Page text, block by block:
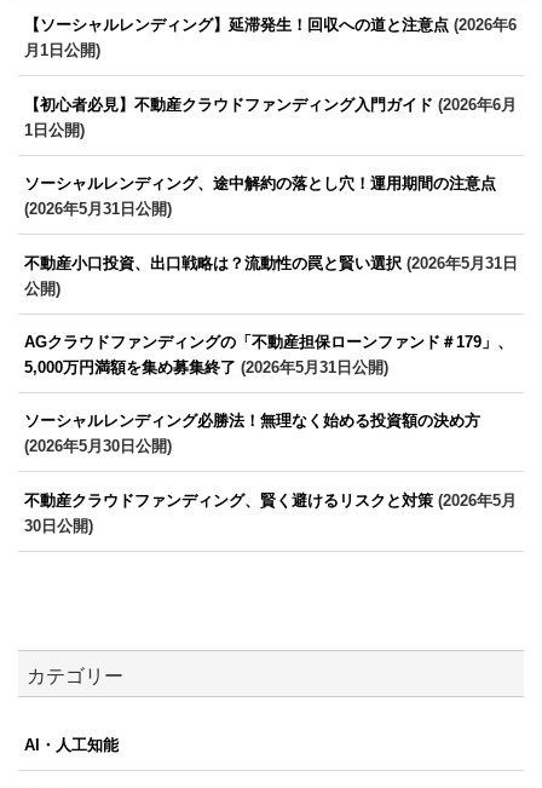
【ソーシャルレンディング】延滞発生！回収への道と注意点 (2026年6
月1日公開)
【初心者必見】不動産クラウドファンディング入門ガイド (2026年6月
1日公開)
ソーシャルレンディング、途中解約の落とし穴！運用期間の注意点
(2026年5月31日公開)
不動産小口投資、出口戦略は？流動性の罠と賢い選択 (2026年5月31日
公開)
AGクラウドファンディングの「不動産担保ローンファンド＃179」、
5,000万円満額を集め募集終了 (2026年5月31日公開)
ソーシャルレンディング必勝法！無理なく始める投資額の決め方
(2026年5月30日公開)
不動産クラウドファンディング、賢く避けるリスクと対策 (2026年5月
30日公開)
カテゴリー
AI・人工知能